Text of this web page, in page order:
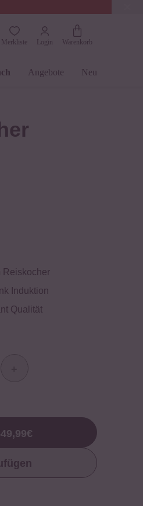
Merkliste Login Warenkorb
Angebote Neu
Reiskocher
Induktion
Qualität
€